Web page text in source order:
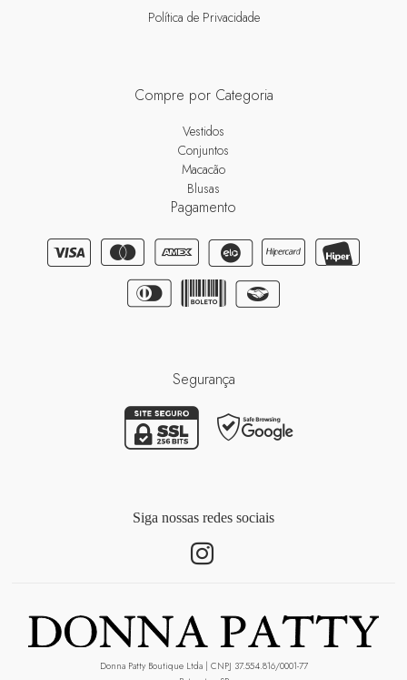
Política de Privacidade
Compre por Categoria
Vestidos
Conjuntos
Macacão
Blusas
Pagamento
Segurança
Donna Patty Boutique Ltda | CNPJ 37.554.816/0001-77